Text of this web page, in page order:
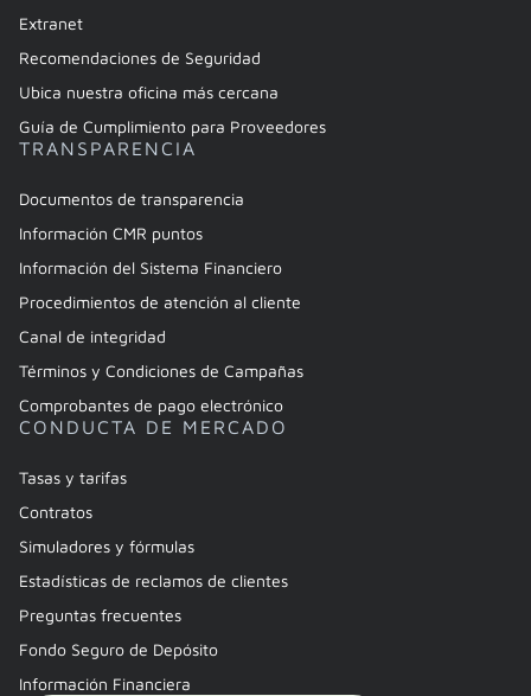
Extranet
Recomendaciones de Seguridad
Ubica nuestra oficina más cercana
Guía de Cumplimiento para Proveedores
TRANSPARENCIA
Documentos de transparencia
Información CMR puntos
Información del Sistema Financiero
Procedimientos de atención al cliente
Canal de integridad
Términos y Condiciones de Campañas
Comprobantes de pago electrónico
CONDUCTA DE MERCADO
Tasas y tarifas
Contratos
Simuladores y fórmulas
Estadísticas de reclamos de clientes
Preguntas frecuentes
Fondo Seguro de Depósito
Información Financiera